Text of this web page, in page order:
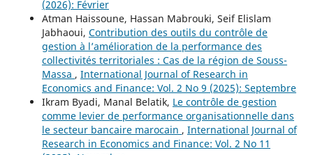
(2026): Février
Atman Haissoune, Hassan Mabrouki, Seif Elislam
Jabhaoui, Contribution des outils du contrôle de
gestion à l’amélioration de la performance des
collectivités territoriales : Cas de la région de Souss-
Massa , International Journal of Research in
Economics and Finance: Vol. 2 No 9 (2025): Septembre
Ikram Byadi, Manal Belatik, Le contrôle de gestion
comme levier de performance organisationnelle dans
le secteur bancaire marocain , International Journal of
Research in Economics and Finance: Vol. 2 No 11